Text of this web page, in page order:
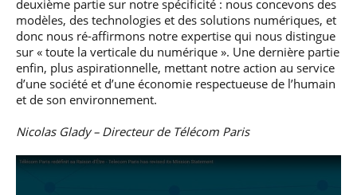
deuxième partie sur notre spécificité : nous concevons des
modèles, des technologies et des solutions numériques, et
donc nous ré-affirmons notre expertise qui nous distingue
sur « toute la verticale du numérique ». Une dernière partie
enfin, plus aspirationnelle, mettant notre action au service
d’une société et d’une économie respectueuse de l’humain
et de son environnement.
Nicolas Glady – Directeur de Télécom Paris